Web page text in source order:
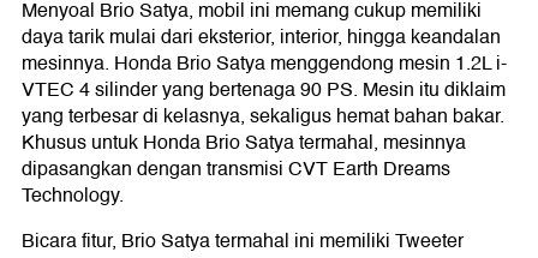
Menyoal Brio Satya, mobil ini memang cukup memiliki
daya tarik mulai dari eksterior, interior, hingga keandalan
mesinnya. Honda Brio Satya menggendong mesin 1.2L i-
VTEC 4 silinder yang bertenaga 90 PS. Mesin itu diklaim
yang terbesar di kelasnya, sekaligus hemat bahan bakar.
Khusus untuk Honda Brio Satya termahal, mesinnya
dipasangkan dengan transmisi CVT Earth Dreams
Technology.
Bicara fitur, Brio Satya termahal ini memiliki Tweeter